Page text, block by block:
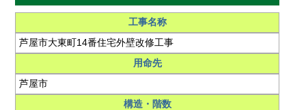
工事名称
芦屋市大東町14番住宅外壁改修工事
用命先
芦屋市
構造・階数